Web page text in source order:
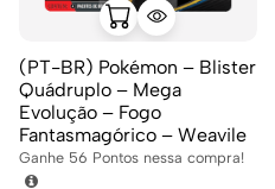
(PT-BR) Pokémon – Blister
Quádruplo – Mega
Evolução – Fogo
Fantasmagórico – Weavile
Ganhe 56 Pontos nessa compra!